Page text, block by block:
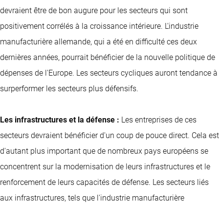
devraient être de bon augure pour les secteurs qui sont
positivement corrélés à la croissance intérieure. L'industrie
manufacturière allemande, qui a été en difficulté ces deux
dernières années, pourrait bénéficier de la nouvelle politique de
dépenses de l'Europe. Les secteurs cycliques auront tendance à
surperformer les secteurs plus défensifs.
Les infrastructures et la défense : Les entreprises de ces
secteurs devraient bénéficier d'un coup de pouce direct. Cela est
d'autant plus important que de nombreux pays européens se
concentrent sur la modernisation de leurs infrastructures et le
renforcement de leurs capacités de défense. Les secteurs liés
aux infrastructures, tels que l'industrie manufacturière